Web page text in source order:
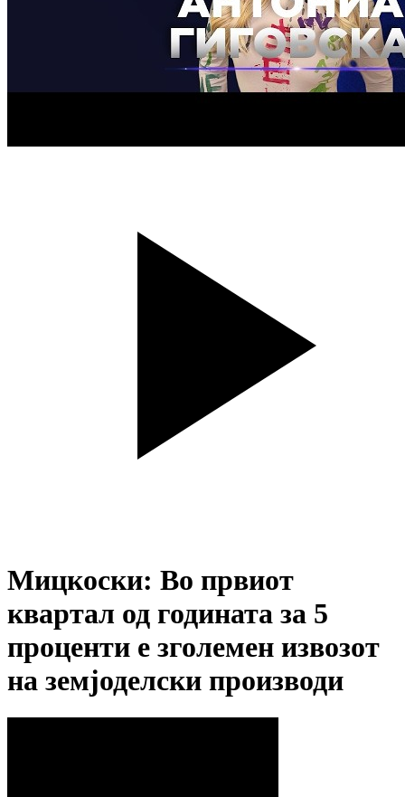
Мицкоски: Во првиот
квартал од годината за 5
проценти е зголемен извозот
на земјоделски производи